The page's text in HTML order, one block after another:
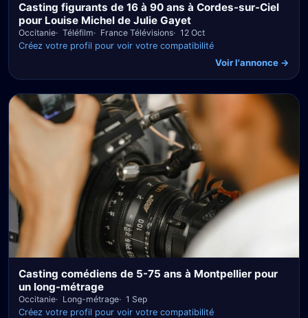
Casting figurants de 16 à 90 ans à Cordes-sur-Ciel
pour Louise Michel de Julie Gayet
Occitanie Téléfilm France Télévisions
12 Oct
Créez votre profil pour voir votre compatibilité
Voir l'annonce →
Casting comédiens de 5-75 ans à Montpellier pour
un long-métrage
Occitanie Long-métrage
1 Sep
Créez votre profil pour voir votre compatibilité